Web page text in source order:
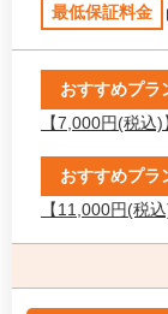
最低保証料金
おすすめプラ
【7,000円(税込
おすすめプラ
【11,000円(税